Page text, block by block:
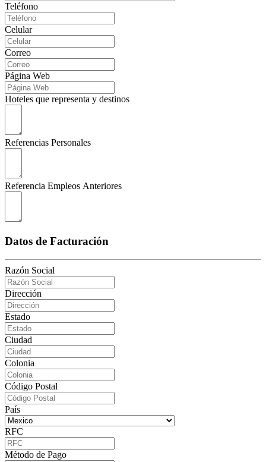
Teléfono
Celular
Correo
Página Web
Hoteles que representa y destinos
Referencias Personales
Referencia Empleos Anteriores
Datos de Facturación
Razón Social
Dirección
Estado
Ciudad
Colonia
Código Postal
País
RFC
Método de Pago